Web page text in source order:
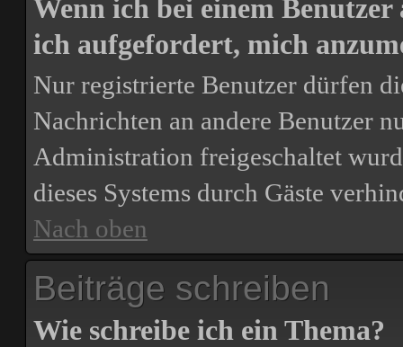
Wenn ich bei einem
ich aufgefordert, mich
Nur registrierte Benutzer dürfen
Nachrichten an andere Benutzer
Administration freigeschaltet
dieses Systems durch Gäste
Nach oben
Beiträge schreiben
Wie schreibe ich ein Thema?